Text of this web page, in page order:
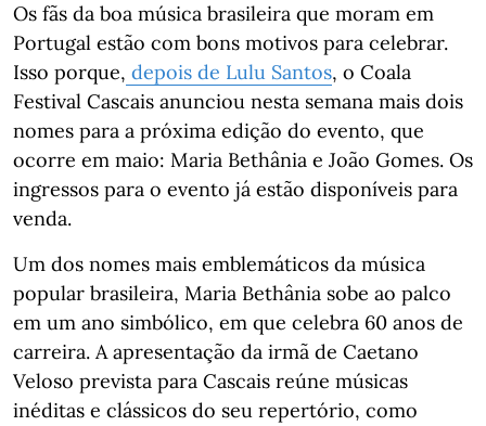
Os fãs da boa música brasileira que moram em
Portugal estão com bons motivos para celebrar.
Isso porque, depois de Lulu Santos, o Coala
Festival Cascais anunciou nesta semana mais dois
nomes para a próxima edição do evento, que
ocorre em maio: Maria Bethânia e João Gomes. Os
ingressos para o evento já estão disponíveis para
venda.
Um dos nomes mais emblemáticos da música
popular brasileira, Maria Bethânia sobe ao palco
em um ano simbólico, em que celebra 60 anos de
carreira. A apresentação da irmã de Caetano
Veloso prevista para Cascais reúne músicas
inéditas e clássicos do seu repertório, como